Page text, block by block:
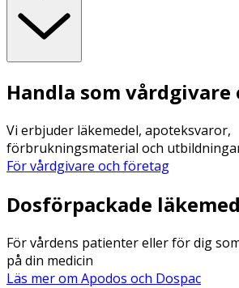
Handla som
Vi erbjuder läkemedel, apoteksvaror,
förbrukningsmaterial och
För vårdgivare och företag
Dosförpackade
För vårdens patienter eller för dig
på din medicin
Läs mer om Apodos och Dospac